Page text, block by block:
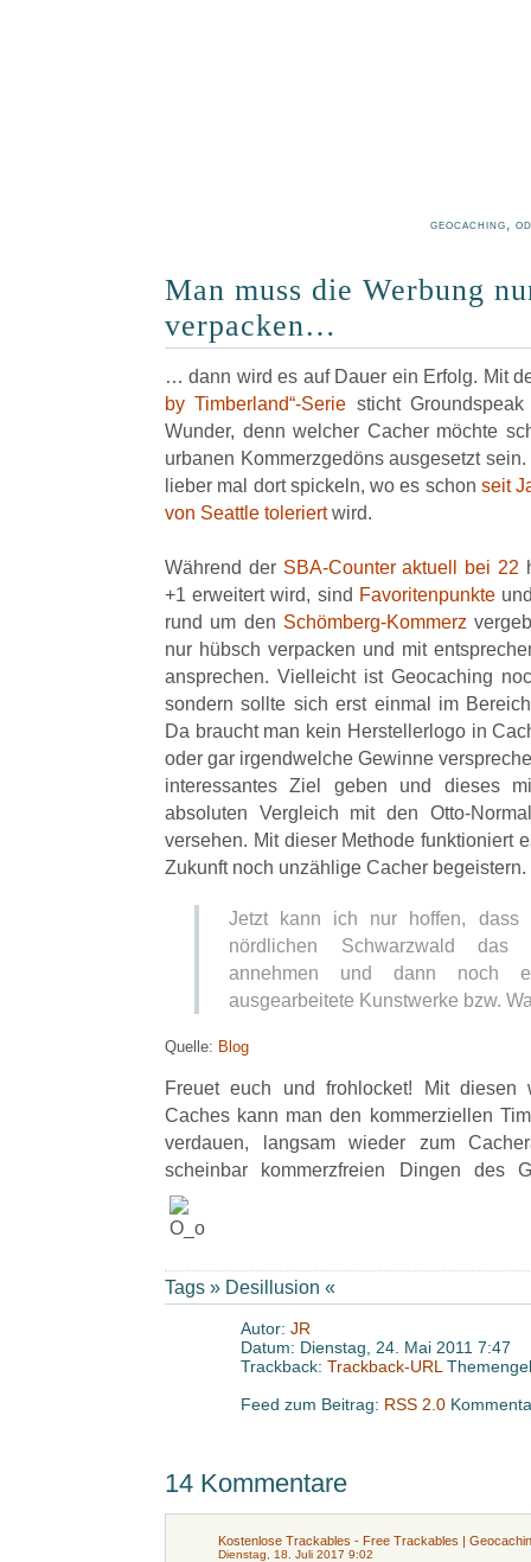
geocaching,
Man muss die Werbung
verpacken…
… dann wird es auf Dauer ein Erfolg. Mit
by Timberland“-Serie sticht
Wunder, denn welcher Cacher möchte
urbanen Kommerzgedöns ausgesetzt
lieber mal dort spickeln, wo es schon seit
von Seattle toleriertwird.
Während der SBA-Counter aktuell bei 22
+1 erweitert wird, sind Favoritenpunkte
rund um den Schömberg-Kommerz
nur hübsch verpacken und mit
ansprechen. Vielleicht ist Geocaching
sondern sollte sich erst einmal im
Da braucht man kein Herstellerlogo in
oder gar irgendwelche Gewinne
interessantes Ziel geben und dieses
absoluten Vergleich mit den Otto-
versehen. Mit dieser Methode funktioniert
Zukunft noch unzählige Cacher begeistern.
Jetzt kann ich nur hoffen, dass
nördlichen Schwarzwald das
annehmen und dann noch
ausgearbeitete Kunstwerke bzw.
Quelle: Blog
Freuet euch und frohlocket! Mit diesen
Caches kann man den kommerziellen
verdauen, langsam wieder zum
scheinbar kommerzfreien Dingen des
Tags » Desillusion «
Autor: JR
Datum: Dienstag, 24. Mai 2011 7:47
Trackback: Trackback-URL
Feed zum Beitrag: RSS 2.0
14 Kommentare
Kostenlose Trackables - Free Trackables |
Dienstag, 18. Juli 2017 9:02